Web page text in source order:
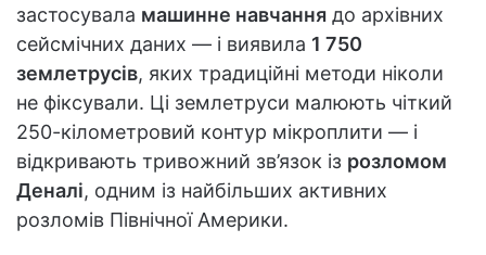
застосувала машинне навчання до архівних
сейсмічних даних — і виявила 1 750
землетрусів, яких традиційні методи ніколи
не фіксували. Ці землетруси малюють чіткий
250-кілометровий контур мікроплити — і
відкривають тривожний зв’язок із розломом
Деналі, одним із найбільших активних
розломів Північної Америки.